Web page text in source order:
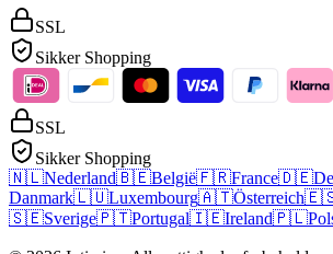
SSL
Sikker Shopping
SSL
Sikker Shopping
🇳🇱Nederland🇧🇪België🇫🇷France🇩🇪
Danmark🇱🇺Luxembourg🇦🇹Österreich
🇸🇪Sverige🇵🇹Portugal🇮🇪Ireland🇵🇱